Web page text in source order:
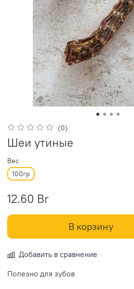
(0)
Шеи утиные
Вес
100гр
12.60 Br
В корзину
Добавить в сравнение
Полезно для зубов